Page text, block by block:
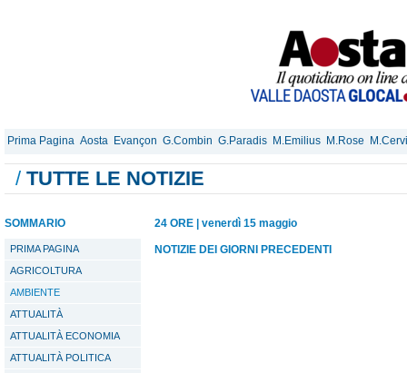
Prima Pagina Aosta Evançon G.Combin G.Paradis M.Emilius M.Rose
/ TUTTE LE NOTIZIE
SOMMARIO
PRIMA PAGINA
AGRICOLTURA
AMBIENTE
ATTUALITÀ
ATTUALITÀ ECONOMIA
ATTUALITÀ POLITICA
24 ORE venerdì 15 maggio
NOTIZIE DEI GIORNI PRECEDENTI